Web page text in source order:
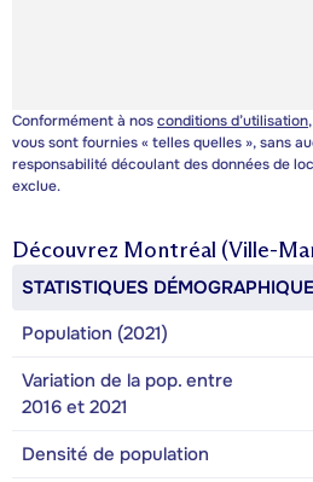
Conformément à nosconditions d’utilisation
vous sont fournies « telles quelles », sans
responsabilité découlant des données de
exclue.
Découvrez Montréal (Ville-
STATISTIQUES
Population (2021)
Variation de la pop. entre
2016 et 2021
Densité de population